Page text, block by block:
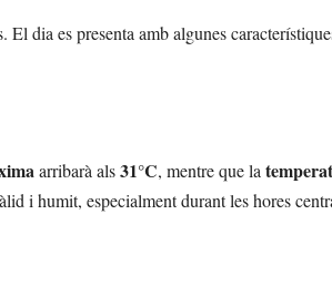
dia es presenta amb algunes
arribarà als31°C, mentre que la
i humit, especialment durant les hores